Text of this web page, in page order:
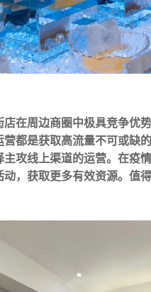
在周边商圈中极具竞争优
都是获取高流量不可或缺
攻线上渠道的运营。在
，获取更多有效资源。